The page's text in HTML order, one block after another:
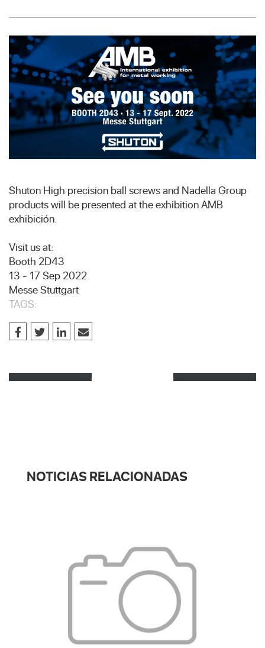
Shuton High precision ball screws and Nadella Group
products will be presented at the exhibition AMB
exhibición.
Visit us at:
Booth 2D43
13 - 17 Sep 2022
Messe Stuttgart
TAGS:
NOTICIAS RELACIONADAS